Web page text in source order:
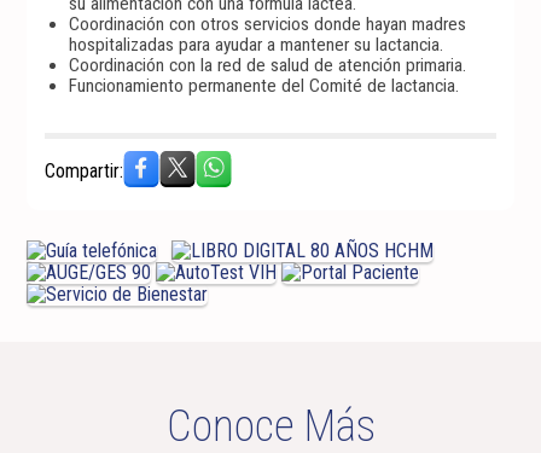
Coordinación con otros servicios donde hayan madres
hospitalizadas para ayudar a mantener su lactancia.
Coordinación con la red de salud de atención primaria.
Funcionamiento permanente del Comité de lactancia.
Compartir:
Conoce Más